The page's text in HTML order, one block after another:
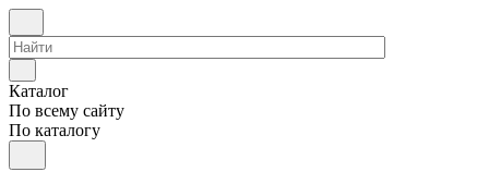
Каталог
По всему сайту
По каталогу